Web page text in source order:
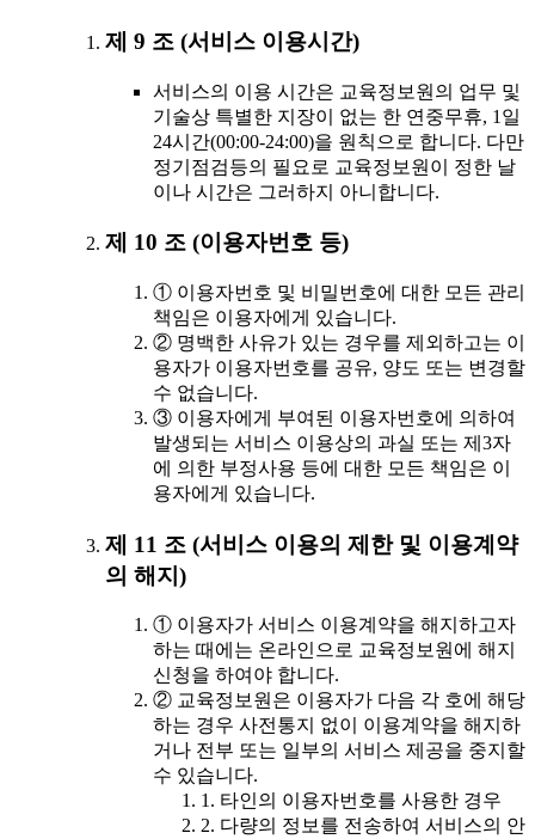
제 9 조 (서비스 이용시간)
서비스의 이용 시간은 교육정보원의 업무 및
기술상 특별한 지장이 없는 한 연중무휴, 1일
24시간(00:00-24:00)을 원칙으로 합니다. 다만
정기점검등의 필요로 교육정보원이 정한 날
이나 시간은 그러하지 아니합니다.
제 10 조 (이용자번호 등)
① 이용자번호 및 비밀번호에 대한 모든 관리
책임은 이용자에게 있습니다.
② 명백한 사유가 있는 경우를 제외하고는 이
용자가 이용자번호를 공유, 양도 또는 변경할
수 없습니다.
③ 이용자에게 부여된 이용자번호에 의하여
발생되는 서비스 이용상의 과실 또는 제3자
에 의한 부정사용 등에 대한 모든 책임은 이
용자에게 있습니다.
제 11 조 (서비스 이용의 제한 및 이용계약
의 해지)
① 이용자가 서비스 이용계약을 해지하고자
하는 때에는 온라인으로 교육정보원에 해지
신청을 하여야 합니다.
② 교육정보원은 이용자가 다음 각 호에 해당
하는 경우 사전통지 없이 이용계약을 해지하
거나 전부 또는 일부의 서비스 제공을 중지할
수 있습니다.
1. 타인의 이용자번호를 사용한 경우
2. 다량의 정보를 전송하여 서비스의 안